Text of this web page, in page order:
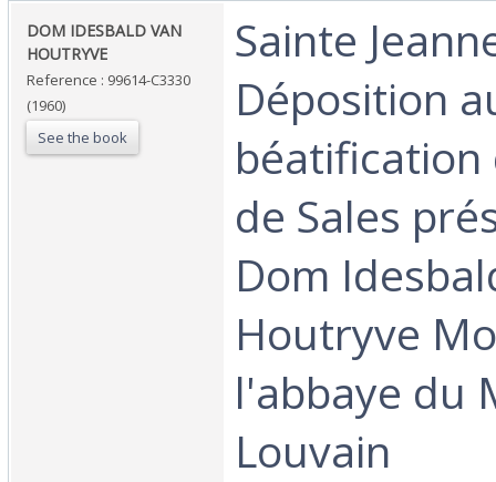
‎DOM IDESBALD VAN
HOUTRYVE‎
Reference : 99614-C3330
(1960)
See the book
‎Sainte
Déposition
béatification
de Sales
Dom
Houtryve
l'abbaye du
Louvain‎